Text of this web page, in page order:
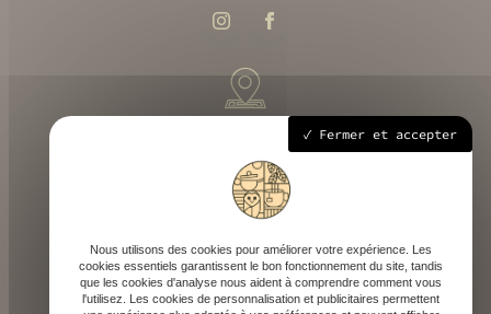
258 route départementale 933, 40700 Hagetmau
Mardi - Samedi : 9h - 18h30
Fermer et accepter
Nous utilisons des cookies pour améliorer votre expérience. Les
cookies essentiels garantissent le bon fonctionnement du site, tandis
que les cookies d'analyse nous aident à comprendre comment vous
l'utilisez. Les cookies de personnalisation et publicitaires permettent